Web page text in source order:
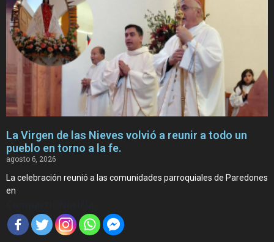
La Virgen de las Nieves volvió a reunir a todo un
pueblo en torno a la fe.
agosto 6, 2026
La celebración reunió a las comunidades parroquiales de Paredones
en